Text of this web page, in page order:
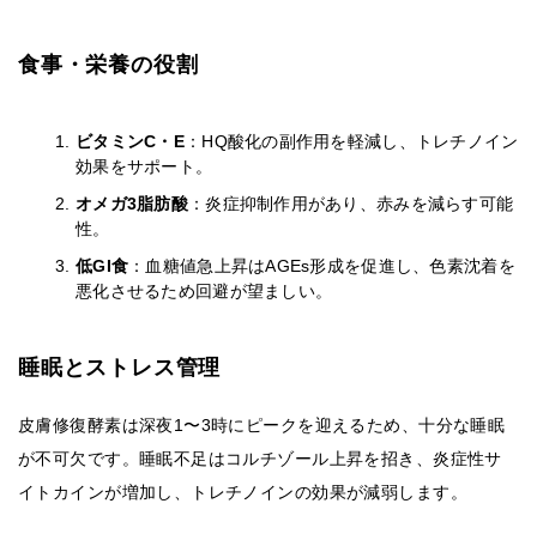
食事・栄養の役割
ビタミンC・E：HQ酸化の副作用を軽減し、トレチノイン
効果をサポート。
オメガ3脂肪酸：炎症抑制作用があり、赤みを減らす可能
性。
低GI食 ：血糖値急上昇はAGEs形成を促進し、色素沈着を
悪化させるため回避が望ましい。
睡眠とストレス管理
皮膚修復酵素は深夜1〜3時にピークを迎えるため、十分な睡眠
が不可欠です。睡眠不足はコルチゾール上昇を招き、炎症性サ
イトカインが増加し、トレチノインの効果が減弱します。